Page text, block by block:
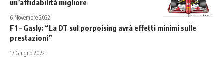
un’affidabilità migliore
6 Novembre 2022
F1 – Gasly: “La DT sul porpoising avrà effetti minimi sulle
prestazioni”
17 Giugno 2022